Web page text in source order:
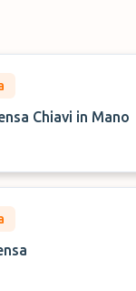
Chiavi in Mano